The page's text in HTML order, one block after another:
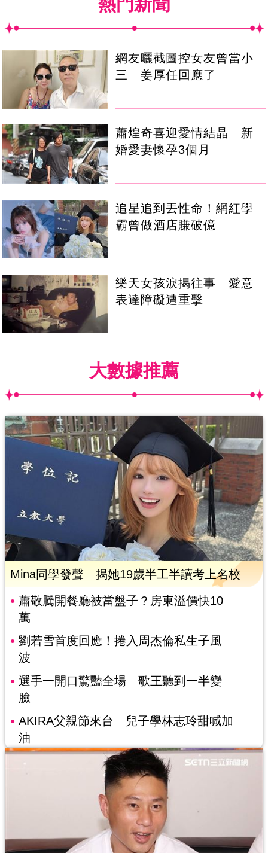
熱門新聞
網友曬截圖控女友曾當小
三 姜厚任回應了
蕭煌奇喜迎愛情結晶 新
婚愛妻懷孕3個月
追星追到丟性命！網紅學
霸曾做酒店賺破億
樂天女孩淚揭往事 愛意
表達障礙遭重擊
大數據推薦
Mina同學發聲 揭她19歲半工半讀考上名校
蕭敬騰開餐廳被當盤子？房東溢價快10
萬
劉若雪首度回應！捲入周杰倫私生子風
波
選手一開口驚豔全場 歌王聽到一半變
臉
AKIRA父親節來台 兒子學林志玲甜喊加
油